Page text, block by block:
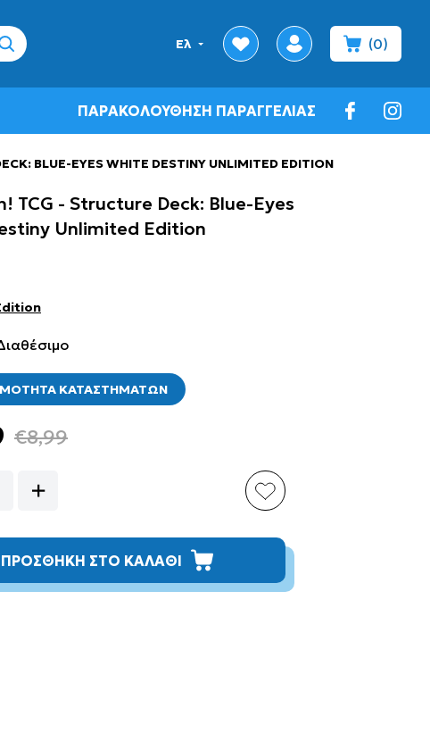
search
Ελ
wishlistprofile minicart
(0)
ΠΑΡΑΚΟΛΟΥΘΗΣΗ ΠΑΡΑΓΓΕΛΙΑΣ
facebook
BLUE-EYES WHITE DESTINY UNLIMITED EDITION
TCG - Structure Deck: Blue-Eyes
Unlimited Edition
ΚΑΤΑΣΤΗΜΑΤΩΝ
€8,99
ΠΡΟΣΘΗΚΗ ΣΤΟ ΚΑΛΑΘΙ